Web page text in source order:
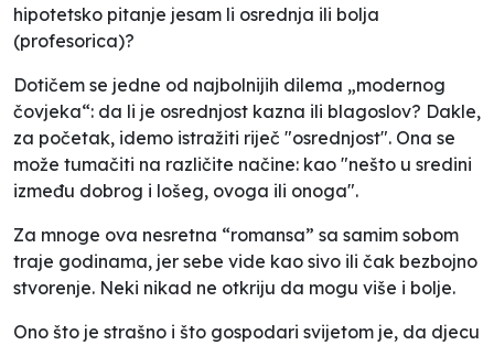
hipotetsko pitanje jesam li osrednja ili bolja
(profesorica)?
Dotičem se jedne od najbolnijih dilema „modernog
čovjeka“: da li je osrednjost kazna ili blagoslov? Dakle,
za početak, idemo istražiti riječ "osrednjost". Ona se
može tumačiti na različite načine: kao "nešto u sredini
između dobrog i lošeg, ovoga ili onoga".
Za mnoge ova nesretna “romansa” sa samim sobom
traje godinama, jer sebe vide kao sivo ili čak bezbojno
stvorenje. Neki nikad ne otkriju da mogu više i bolje.
Ono što je strašno i što gospodari svijetom je, da djecu